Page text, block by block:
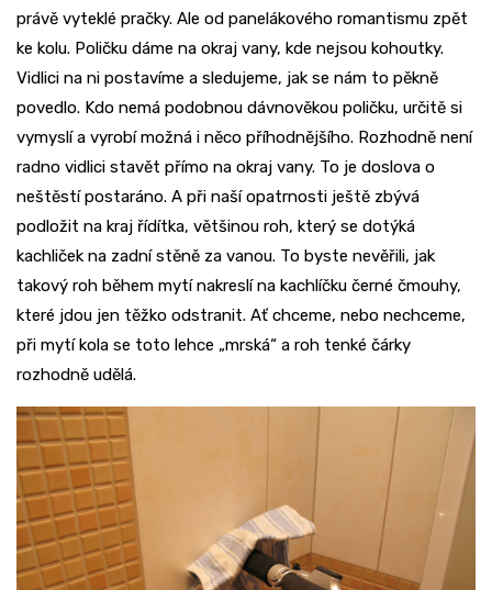
právě vyteklé pračky. Ale od panelákového romantismu zpět
ke kolu. Poličku dáme na okraj vany, kde nejsou kohoutky.
Vidlici na ni postavíme a sledujeme, jak se nám to pěkně
povedlo. Kdo nemá podobnou dávnověkou poličku, určitě si
vymyslí a vyrobí možná i něco příhodnějšího. Rozhodně není
radno vidlici stavět přímo na okraj vany. To je doslova o
neštěstí postaráno. A při naší opatrnosti ještě zbývá
podložit na kraj řídítka, většinou roh, který se dotýká
kachliček na zadní stěně za vanou. To byste nevěřili, jak
takový roh během mytí nakreslí na kachlíčku černé čmouhy,
které jdou jen těžko odstranit. Ať chceme, nebo nechceme,
při mytí kola se toto lehce „mrská“ a roh tenké čárky
rozhodně udělá.